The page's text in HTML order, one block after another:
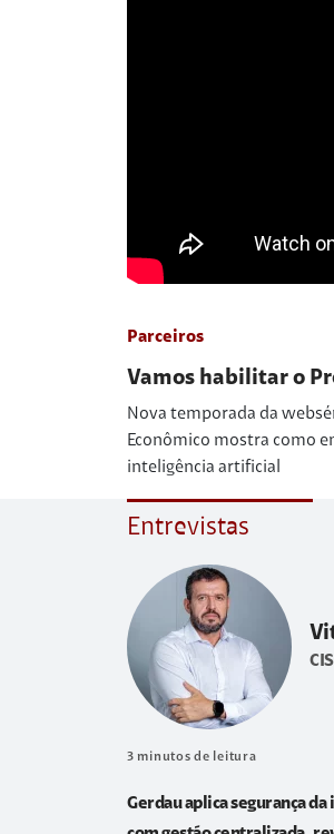
Parceiros
Vamos habilitar o
Nova temporada da
Econômico mostra como
inteligência artificial
Entrevistas
3 minutos de leitura
Gerdau aplica segurança